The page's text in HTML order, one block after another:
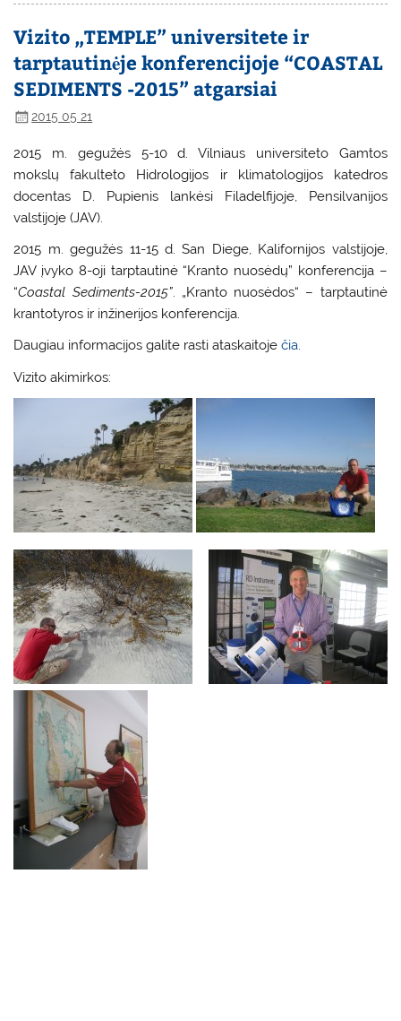
Vizito „TEMPLE” universitete ir
tarptautinėje konferencijoje “COASTAL
SEDIMENTS -2015” atgarsiai
2015 05 21
2015 m. gegužės 5-10 d. Vilniaus universiteto Gamtos
mokslų fakulteto Hidrologijos ir klimatologijos katedros
docentas D. Pupienis lankėsi Filadelfijoje, Pensilvanijos
valstijoje (JAV).
2015 m. gegužės 11-15 d. San Diege, Kalifornijos valstijoje,
JAV įvyko 8-oji tarptautinė “Kranto nuosėdų” konferencija –
“Coastal Sediments-2015”. „Kranto nuosėdos“ – tarptautinė
krantotyros ir inžinerijos konferencija.
Daugiau informacijos galite rasti ataskaitoječia.
Vizito akimirkos: